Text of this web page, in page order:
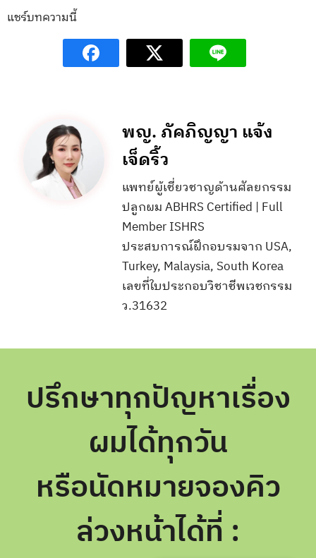
แชร์บทความนี้
พญ. ภัคภิญญา แจ้ง
เจ็ดริ้ว
แพทย์ผู้เชี่ยวชาญด้านศัลยกรรม
ปลูกผม ABHRS Certified | Full
Member ISHRS
ประสบการณ์ฝึกอบรมจาก USA,
Turkey, Malaysia, South Korea
เลขที่ใบประกอบวิชาชีพเวชกรรม
ว.31632
ปรึกษาทุกปัญหาเรื่อง
ผมได้ทุกวัน
หรือนัดหมายจองคิว
ล่วงหน้าได้ที่ :